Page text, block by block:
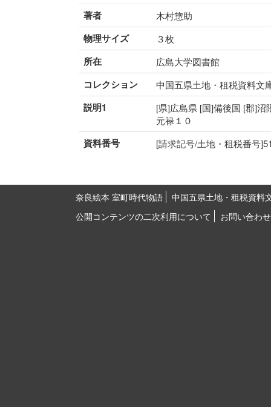
著者 木村惣助
物理サイズ ３枚
所在 広島大学図書館
コレクション 中国五県土地・租税資料文
説明1
[県]広島県 [国]備後国 [郡]
元禄１０
資料番号 [請求記号/土地・租税番号
奈良絵本 室町時代物語
中国五県土地・租税資料
公開コンテンツの二次利用について
お問い合わせ